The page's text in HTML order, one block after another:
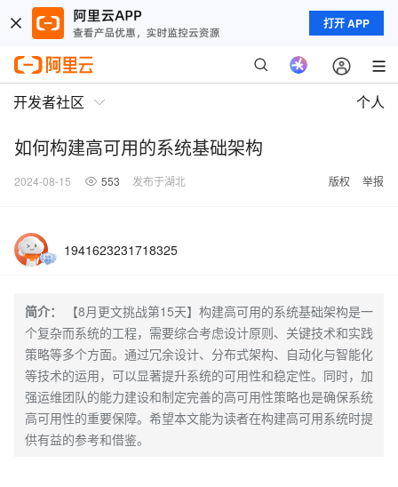
打开 APP
开发者社区 个人
如何构建高可用的系统基础架构
2024-08-15 553 发布于湖北 版权 举报
1941623231718325
简介：
【8月更文挑战第15天】构建高可用的系统基础架构是一
个复杂而系统的工程，需要综合考虑设计原则、关键技术和实践
策略等多个方面。通过冗余设计、分布式架构、自动化与智能化
等技术的运用，可以显著提升系统的可用性和稳定性。同时，加
强运维团队的能力建设和制定完善的高可用性策略也是确保系统
高可用性的重要保障。希望本文能为读者在构建高可用系统时提
供有益的参考和借鉴。